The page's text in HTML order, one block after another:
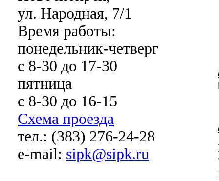
ул. Народная, 7/1
Время работы:
понедельник-четверг
с 8-30 до 17-30
пятница
с 8-30 до 16-15
Схема проезда
тел.: (383) 276-24-28
e-mail: sipk@sipk.ru